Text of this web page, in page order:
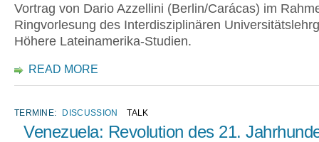
Vortrag von Dario Azzellini (Berlin/Carácas) im
Ringvorlesung des Interdisziplinären
Höhere Lateinamerika-Studien.
READ MORE
TERMINE: DISCUSSION TALK
Venezuela: Revolution des 21.